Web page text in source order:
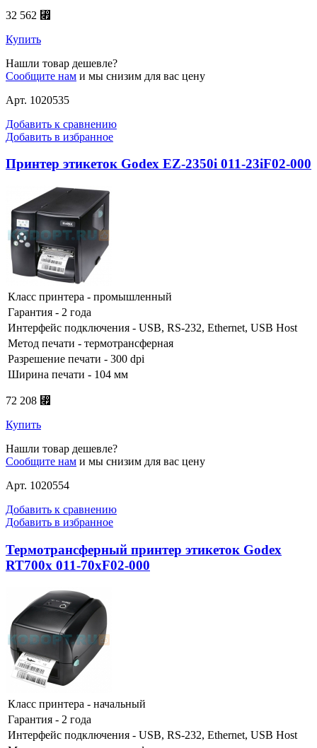
32 562 ⃏
Купить
Нашли товар дешевле?
Сообщите нам и мы снизим для вас цену
Арт. 1020535
Добавить к сравнению
Добавить в избранное
Принтер этикеток Godex EZ-2350i 011-23iF02-000
Класс принтера - промышленный
Гарантия - 2 года
Интерфейс подключения - USB, RS-232, Ethernet, USB Host
Метод печати - термотрансферная
Разрешение печати - 300 dpi
Ширина печати - 104 мм
72 208 ⃏
Купить
Нашли товар дешевле?
Сообщите нам и мы снизим для вас цену
Арт. 1020554
Добавить к сравнению
Добавить в избранное
Термотрансферный принтер этикеток Godex
RT700x 011-70xF02-000
Класс принтера - начальный
Гарантия - 2 года
Интерфейс подключения - USB, RS-232, Ethernet, USB Host